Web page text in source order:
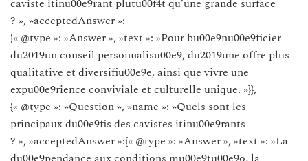
? », »acceptedAnswer »:
{« @type »: »Answer », »text »: »Pour bu00e9nu00e9ficier
du2019un conseil personnalisu00e9, du2019une offre plus
qualitative et diversifiu00e9e, ainsi que vivre une
expu00e9rience conviviale et culturelle unique. »}},
{« @type »: »Question », »name »: »Quels sont les
principaux du00e9fis des cavistes itinu00e9rants
? », »acceptedAnswer »:{« @type »: »Answer », »text »: »La